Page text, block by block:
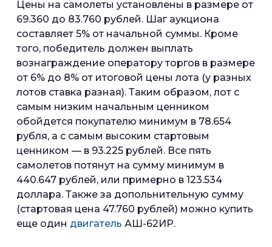
Цены на самолеты установлены в размере от
69.360 до 83.760 рублей. Шаг аукциона
составляет 5% от начальной суммы. Кроме
того, победитель должен выплать
вознаграждение оператору торгов в размере
от 6% до 8% от итоговой цены лота (у разных
лотов ставка разная). Таким образом, лот с
самым низким начальным ценником
обойдется покупателю минимум в 78.654
рубля, а с самым высоким стартовым
ценником — в 93.225 рублей. Все пять
самолетов потянут на сумму минимум в
440.647 рублей, или примерно в 123.534
доллара. Также за допольнительную сумму
(стартовая цена 47.760 рублей) можно купить
еще один двигатель АШ-62ИР.